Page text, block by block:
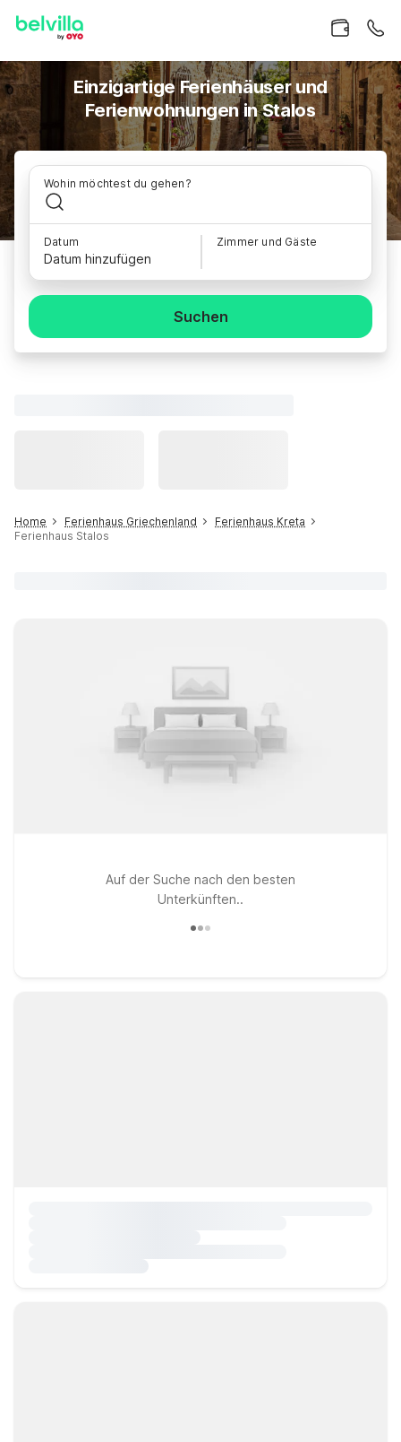
Einzigartige Ferienhäuser und
Ferienwohnungen in Stalos
Wohin möchtest du gehen?
Datum
Datum hinzufügen
Zimmer und Gäste
Suchen
Home Ferienhaus Griechenland
Ferienhaus Kreta
Ferienhaus Stalos
Auf der Suche nach den besten
Unterkünften..